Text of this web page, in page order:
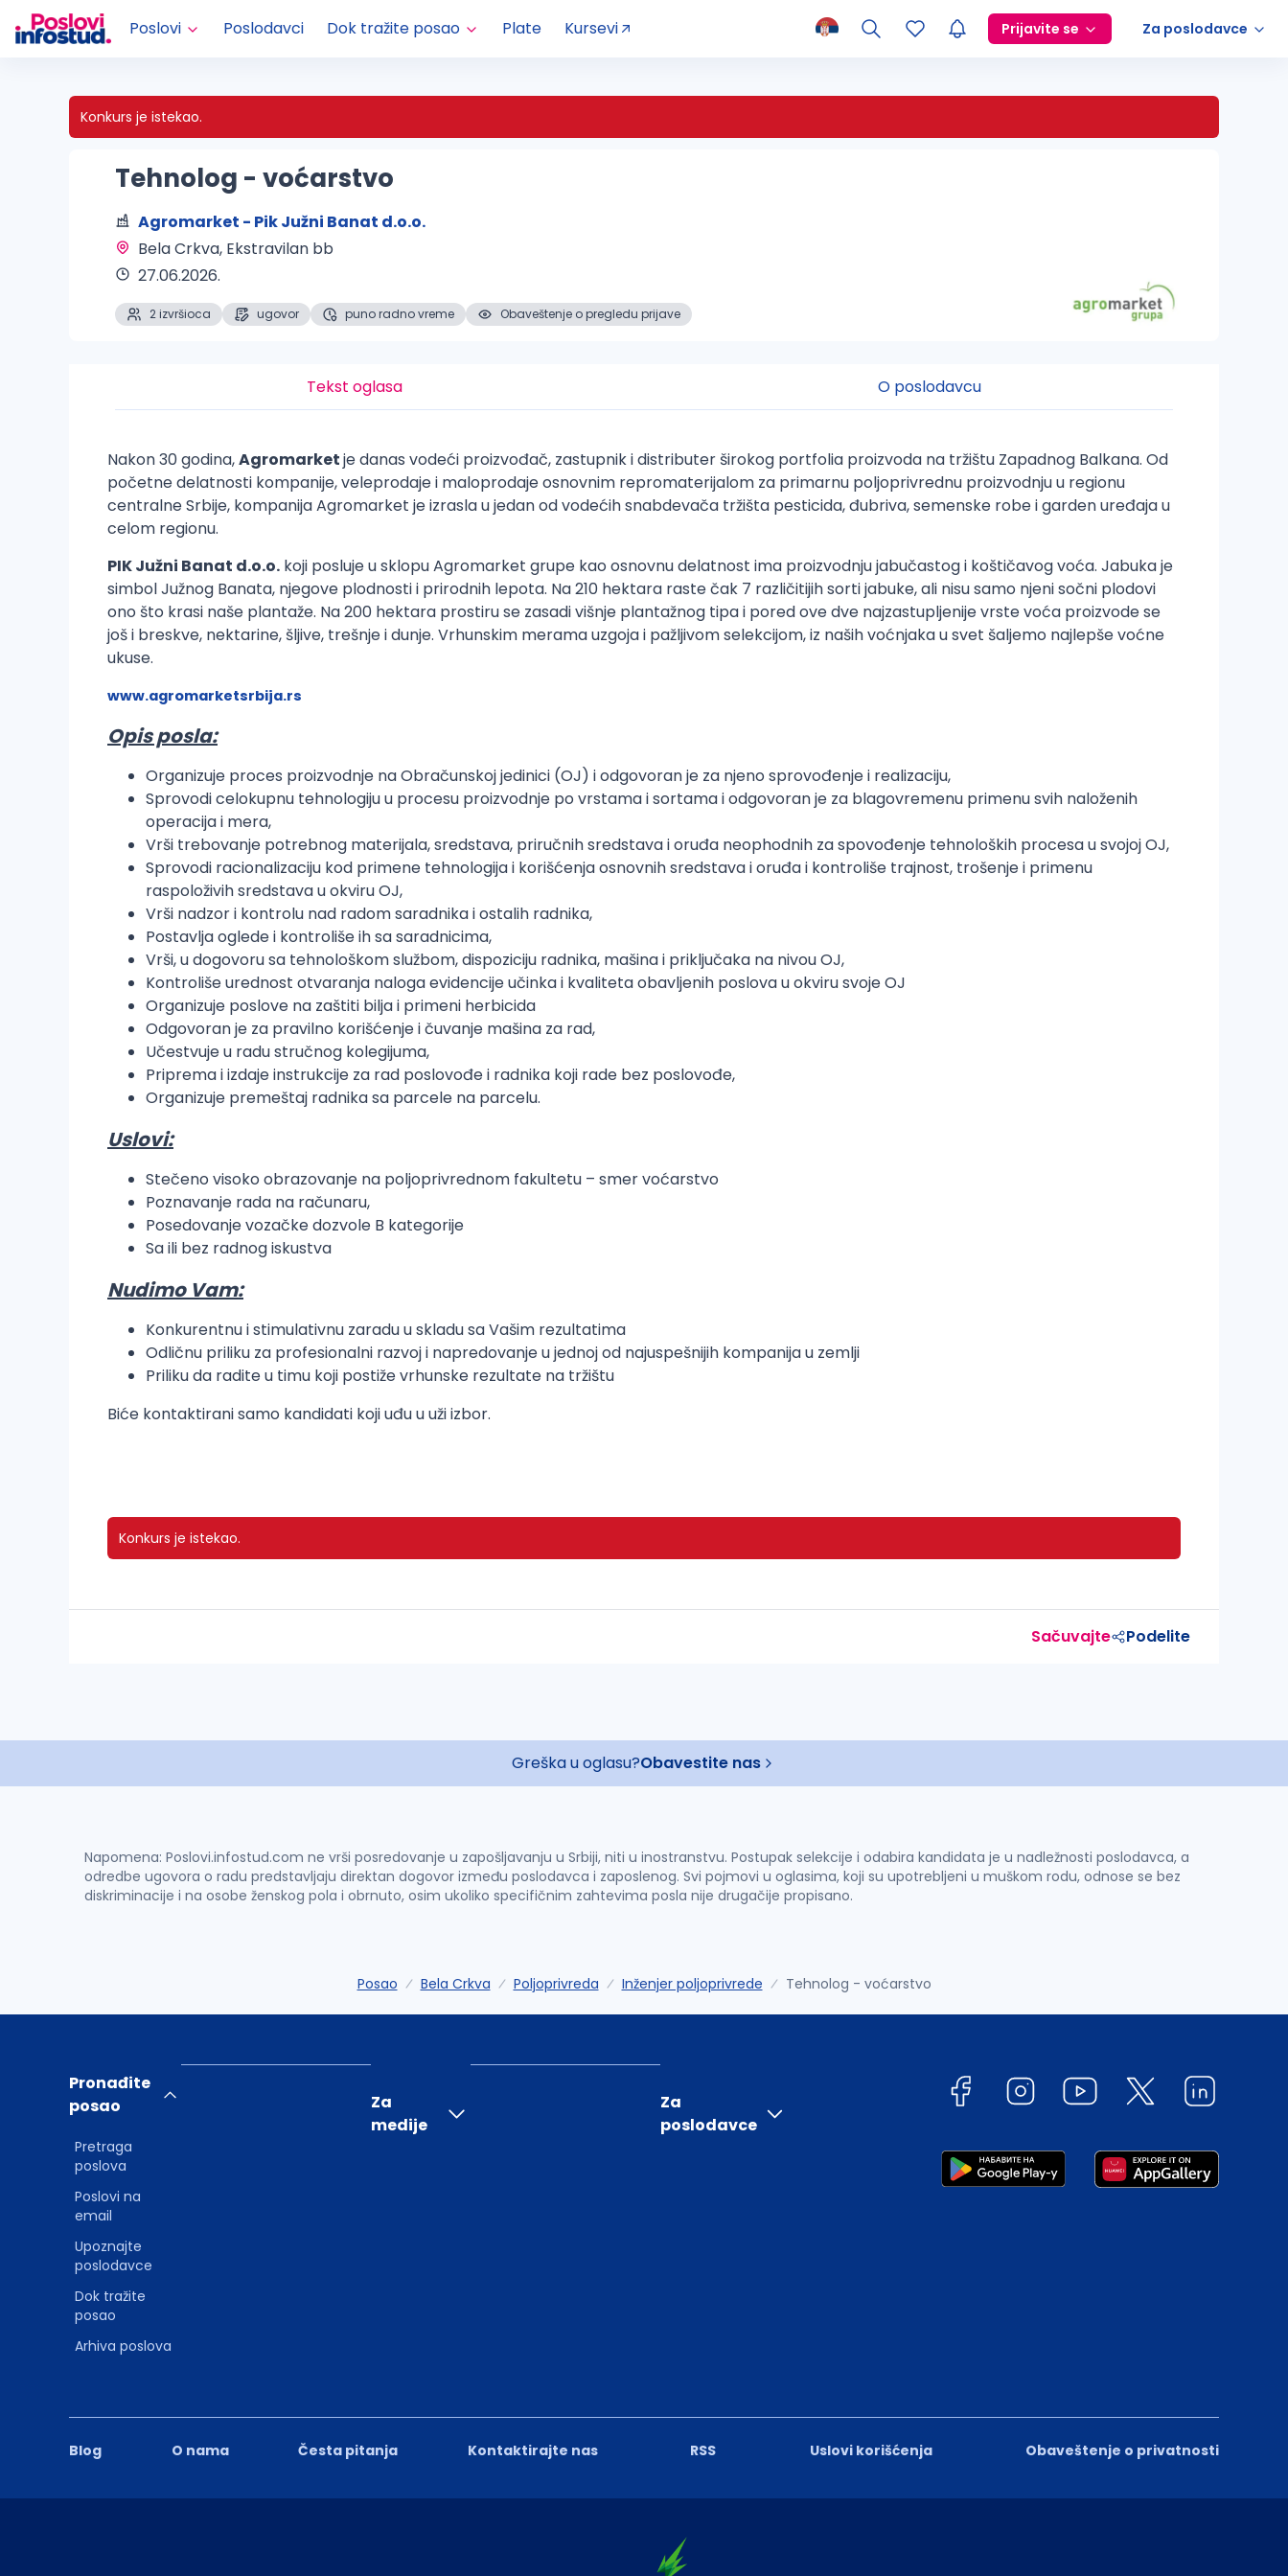
Poslovi Poslodavci Dok tražite posao Plate Kursevi Prijavite se Za poslodavce
Konkurs je istekao.
Tehnolog - voćarstvo
Agromarket - Pik Južni Banat d.o.o.
Bela Crkva, Ekstravilan bb
27.06.2026.
2 izvršioca ugovor puno radno vreme Obaveštenje o pregledu prijave
Tekst oglasa O poslodavcu
Nakon 30 godina,Agromarketje danas vodeći proizvođač, zastupnik i distributer širokog portfolia proizvoda na tržištu Zapadnog Balkana. Od
početne delatnosti kompanije, veleprodaje i maloprodaje osnovnim repromaterijalom za primarnu poljoprivrednu proizvodnju u regionu
centralne Srbije, kompanija Agromarket je izrasla u jedan od vodećih snabdevača tržišta pesticida, đubriva, semenske robe i garden uređaja u
celom regionu.
PIK Južni Banat d.o.o. koji posluje u sklopu Agromarket grupe kao osnovnu delatnost ima proizvodnju jabučastog i koštičavog voća. Jabuka je
simbol Južnog Banata, njegove plodnosti i prirodnih lepota. Na 210 hektara raste čak 7 različitijih sorti jabuke, ali nisu samo njeni sočni plodovi
ono što krasi naše plantaže. Na 200 hektara prostiru se zasadi višnje plantažnog tipa i pored ove dve najzastupljenije vrste voća proizvode se
još i breskve, nektarine, šljive, trešnje i dunje. Vrhunskim merama uzgoja i pažljivom selekcijom, iz naših voćnjaka u svet šaljemo najlepše voćne
ukuse.
www.agromarketsrbija.rs
Opis posla:
Organizuje proces proizvodnje na Obračunskoj jedinici (OJ) i odgovoran je za njeno sprovođenje i realizaciju,
Sprovodi celokupnu tehnologiju u procesu proizvodnje po vrstama i sortama i odgovoran je za blagovremenu primenu svih naloženih
operacija i mera,
Vrši trebovanje potrebnog materijala, sredstava, priručnih sredstava i oruđa neophodnih za spovođenje tehnoloških procesa u svojoj OJ,
Sprovodi racionalizaciju kod primene tehnologija i korišćenja osnovnih sredstava i oruđa i kontroliše trajnost, trošenje i primenu
raspoloživih sredstava u okviru OJ,
Vrši nadzor i kontrolu nad radom saradnika i ostalih radnika,
Postavlja oglede i kontroliše ih sa saradnicima,
Vrši, u dogovoru sa tehnološkom službom, dispoziciju radnika, mašina i priključaka na nivou OJ,
Kontroliše urednost otvaranja naloga evidencije učinka i kvaliteta obavljenih poslova u okviru svoje OJ
Organizuje poslove na zaštiti bilja i primeni herbicida
Odgovoran je za pravilno korišćenje i čuvanje mašina za rad,
Učestvuje u radu stručnog kolegijuma,
Priprema i izdaje instrukcije za rad poslovođe i radnika koji rade bez poslovođe,
Organizuje premeštaj radnika sa parcele na parcelu.
Uslovi:
Stečeno visoko obrazovanje na poljoprivrednom fakultetu – smer voćarstvo
Poznavanje rada na računaru,
Posedovanje vozačke dozvole B kategorije
Sa ili bez radnog iskustva
Nudimo Vam:
Konkurentnu i stimulativnu zaradu u skladu sa Vašim rezultatima
Odličnu priliku za profesionalni razvoj i napredovanje u jednoj od najuspešnijih kompanija u zemlji
Priliku da radite u timu koji postiže vrhunske rezultate na tržištu
Biće kontaktirani samo kandidati koji uđu u uži izbor.
Konkurs je istekao.
Sačuvajte Podelite
Greška u oglasu?Obavestite nas
Napomena: Poslovi.infostud.com ne vrši posredovanje u zapošljavanju u Srbiji, niti u inostranstvu. Postupak selekcije i odabira kandidata je u nadležnosti poslodavca, a
odredbe ugovora o radu predstavljaju direktan dogovor između poslodavca i zaposlenog. Svi pojmovi u oglasima, koji su upotrebljeni u muškom rodu, odnose se bez
diskriminacije i na osobe ženskog pola i obrnuto, osim ukoliko specifičnim zahtevima posla nije drugačije propisano.
Posao Bela Crkva Poljoprivreda Inženjer poljoprivrede Tehnolog - voćarstvo
Blog O nama Česta pitanja Kontaktirajte nas RSS Uslovi korišćenja Obaveštenje o privatnosti
Pronađite
posao
Pretraga
poslova
Poslovi na
email
Upoznajte
poslodavce
Dok tražite
posao
Arhiva poslova
Za
medije
Za
poslodavce